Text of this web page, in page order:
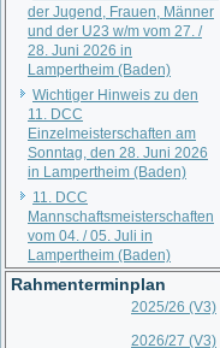
der Jugend, Frauen, Männer
und der U23 w/m vom 27. /
28. Juni 2026 in
Lampertheim (Baden)
Wichtiger Hinweis zu den
11. DCC
Einzelmeisterschaften am
Sonntag, den 28. Juni 2026
in Lampertheim (Baden)
11. DCC
Mannschaftsmeisterschaften
vom 04. / 05. Juli in
Lampertheim (Baden)
Rahmenterminplan
2025/26 (V3)
2026/27 (V3)